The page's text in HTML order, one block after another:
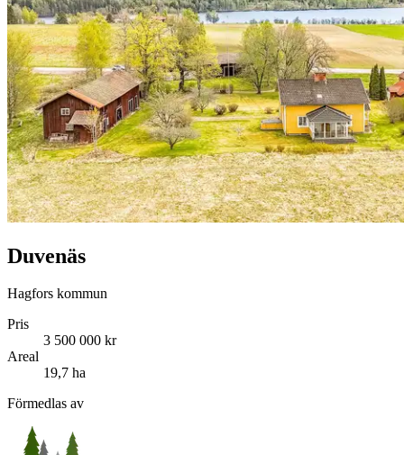
Duvenäs
Hagfors kommun
Pris
3 500 000 kr
Areal
19,7 ha
Förmedlas av